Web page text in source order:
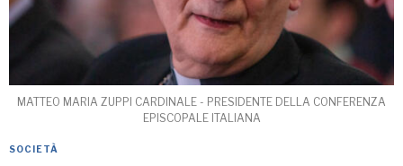
MATTEO MARIA ZUPPI CARDINALE - PRESIDENTE DELLA CONFERENZA
EPISCOPALE ITALIANA
SOCIETÀ